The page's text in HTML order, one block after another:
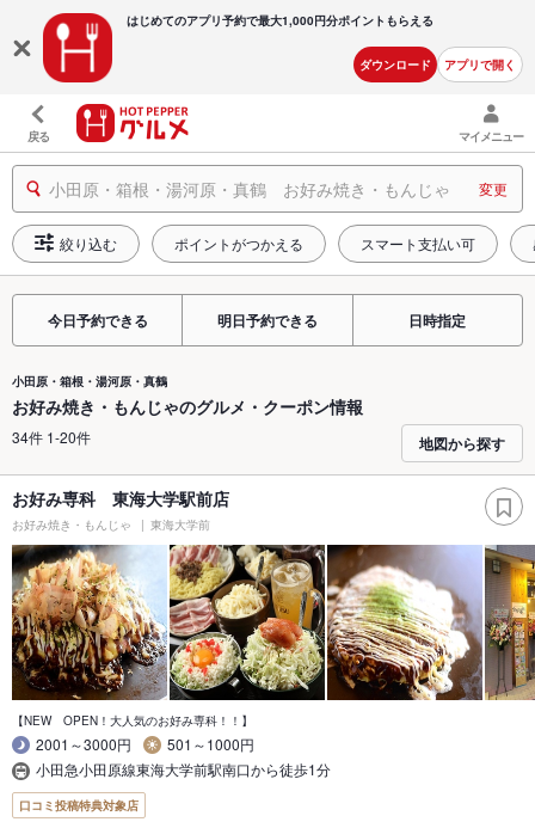
はじめてのアプリ予約で最大1,000円分ポイントもらえる
ダウンロード アプリで開く
戻る マイメニュー
小田原・箱根・湯河原・真鶴 お好み焼き・もんじゃ 変更
絞り込む ポイントがつかえる スマート支払い可
今日予約できる 明日予約できる 日時指定
小田原・箱根・湯河原・真鶴
お好み焼き・もんじゃのグルメ・クーポン情報
34件 1-20件 地図から探す
お好み専科 東海大学駅前店
お好み焼き・もんじゃ 東海大学前
【NEW OPEN！大人気のお好み専科！！】
2001～3000円
501～1000円
小田急小田原線東海大学前駅南口から徒歩1分
口コミ投稿特典対象店